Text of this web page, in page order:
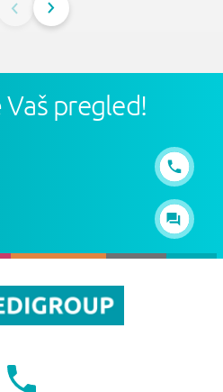
Vaš pregled!